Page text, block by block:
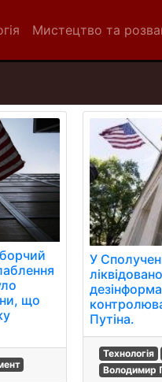
Мистецтво та
що
У
Путіна.
Технологія
Володимир